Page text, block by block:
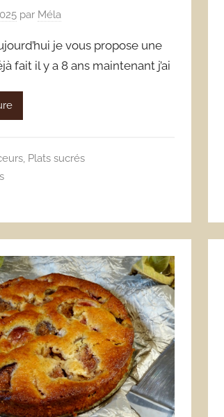
par Méla
je vous propose une
fait il y a 8 ans maintenant j’ai
, Plats sucrés